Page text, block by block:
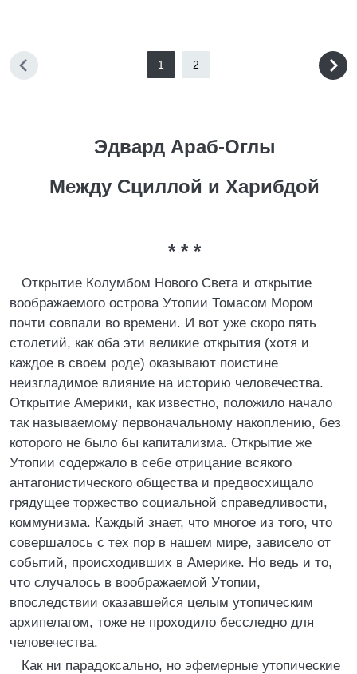
1 2
Эдвард Араб-Оглы
Между Сциллой и Харибдой
* * *
Открытие Колумбом Нового Света и открытие
воображаемого острова Утопии Томасом Мором
почти совпали во времени. И вот уже скоро пять
столетий, как оба эти великие открытия (хотя и
каждое в своем роде) оказывают поистине
неизгладимое влияние на историю человечества.
Открытие Америки, как известно, положило начало
так называемому первоначальному накоплению, без
которого не было бы капитализма. Открытие же
Утопии содержало в себе отрицание всякого
антагонистического общества и предвосхищало
грядущее торжество социальной справедливости,
коммунизма. Каждый знает, что многое из того, что
совершалось с тех пор в нашем мире, зависело от
событий, происходивших в Америке. Но ведь и то,
что случалось в воображаемой Утопии,
впоследствии оказавшейся целым утопическим
архипелагом, тоже не проходило бесследно для
человечества.
Как ни парадоксально, но эфемерные утопические